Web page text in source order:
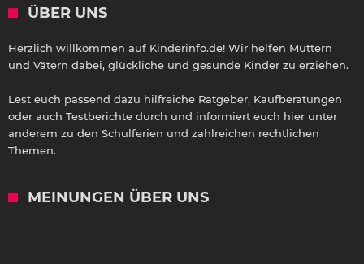
ÜBER UNS
Herzlich willkommen auf Kinderinfo.de! Wir helfen Müttern
und Vätern dabei, glückliche und gesunde Kinder zu erziehen.
Lest euch passend dazu hilfreiche Ratgeber, Kaufberatungen
oder auch Testberichte durch und informiert euch hier unter
anderem zu den Schulferien und zahlreichen rechtlichen
Themen.
MEINUNGEN ÜBER UNS